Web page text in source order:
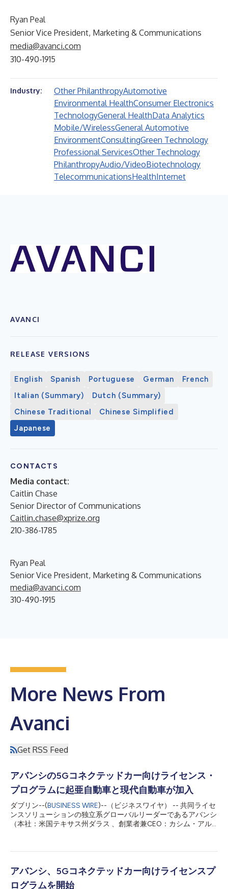
Ryan Peal
Senior Vice President, Marketing & Communications
media@avanci.com
310-490-1915
Industry: Other PhilanthropyAutomotive
Environmental HealthConsumer Electronics
TechnologyGeneral HealthData Analytics
Mobile/WirelessGeneral Automotive
EnvironmentConsultingGreen Technology
Professional ServicesOther Technology
PhilanthropyAudio/VideoBiotechnology
TelecommunicationsHealthInternet
AVANCI
RELEASE VERSIONS
English Spanish Portuguese German
French
Italian (Summary)
Dutch (Summary)
Chinese Traditional
Chinese Simplified
Japanese
CONTACTS
Media contact:
Caitlin Chase
Senior Director of Communications
Caitlin.chase@xprize.org
210-386-1785
Ryan Peal
Senior Vice President, Marketing & Communications
media@avanci.com
310-490-1915
More News From
Avanci
Get RSS Feed
アバンシの5Gコネクテッドカー向けライセンス・
プログラムに起亜自動車と現代自動車が加入
ダブリン--(BUSINESS WIRE)--（ビジネスワイヤ） -- 共同ライセ
ンスソリューションの独立系グローバルリーダーであるアバンシ
（本社：米国テキサス州ダラス 、創業者兼CEO：カシム・アル
トップのソリューションを提供する4Gコネクテッドカー向けプ
ーが参加し、9つの新規自動車ブランドが同プログラムを通して
ライセンスを取得しました。 Avanci 5G Vehicleプログラム：こ
アバンシ、5Gコネクテッドカー向けライセンスプ
ログラムを開始